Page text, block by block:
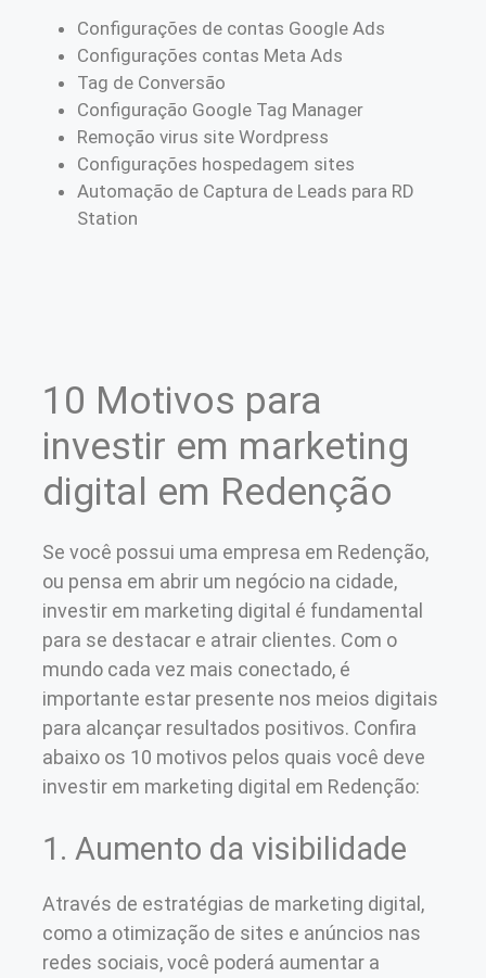
Configurações de contas Google Ads
Configurações contas Meta Ads
Tag de Conversão
Configuração Google Tag Manager
Remoção virus site Wordpress
Configurações hospedagem sites
Automação de Captura de Leads para RD
Station
10 Motivos para
investir em marketing
digital em Redenção
Se você possui uma empresa em Redenção,
ou pensa em abrir um negócio na cidade,
investir em marketing digital é fundamental
para se destacar e atrair clientes. Com o
mundo cada vez mais conectado, é
importante estar presente nos meios digitais
para alcançar resultados positivos. Confira
abaixo os 10 motivos pelos quais você deve
investir em marketing digital em Redenção:
1. Aumento da visibilidade
Através de estratégias de marketing digital,
como a otimização de sites e anúncios nas
redes sociais, você poderá aumentar a